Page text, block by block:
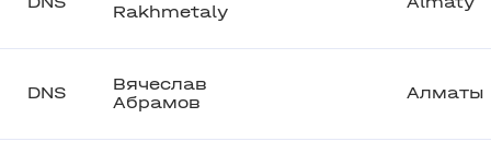
Rakhmetaly
DNS
Вячеслав
Абрамов
Алматы